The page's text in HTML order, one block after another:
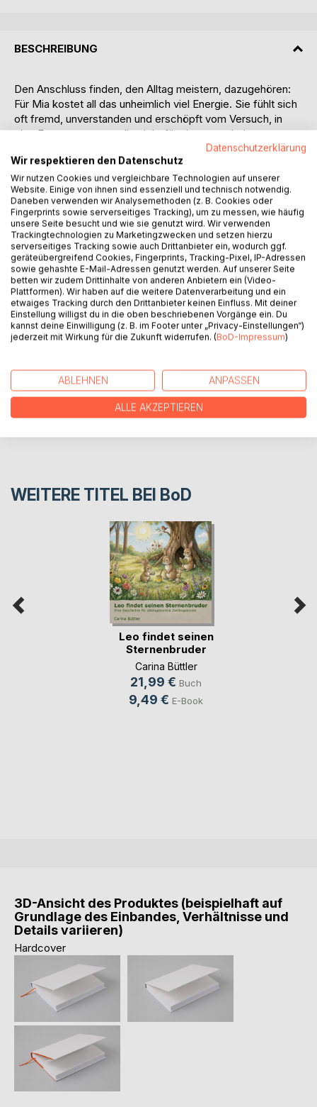
BESCHREIBUNG
Den Anschluss finden, den Alltag meistern, dazugehören:
Für Mia kostet all das unheimlich viel Energie. Sie fühlt sich
oft fremd, unverstanden und erschöpft vom Versuch, in
eine Form zu passen, die nicht für sie gemacht ist.
Auf einem Spaziergang findet sie einen besonderen Platz
an einem alten Baum. Dieser Ort und die Begegnungen, die
Mia dort erlebt, verändern alles. An diesem besonderen
Rückzugsort lernt Mia, ihre vermeintlichen Schwächen als
ihre grössten Stärken zu begreifen.
Eine berührende Erzählung für Kinder und Jugendliche, die
sich in einer Welt voller Anpassungen und Druck manchmal
verloren fühlen. Ein Buch, das unter anderem
neurodivergenten Themen eine Stimme gibt und zeigt: Du
bist genau richtig, wie du bist.
AUTOR/IN
REZENSIONEN
WEITERE TITEL BEI BoD
Leo findet seinen
Sternenbruder
Carina Büttler
21,99 € Buch
9,49 € E-Book
3D-Ansicht des Produktes (beispielhaft auf
Grundlage des Einbandes, Verhältnisse und
Details variieren)
Hardcover
Datenschutzerklärung
Wir respektieren den Datenschutz
Wir nutzen Cookies und vergleichbare Technologien auf unserer
Website. Einige von ihnen sind essenziell und technisch notwendig.
Daneben verwenden wir Analysemethoden (z. B. Cookies oder
Fingerprints sowie serverseitiges Tracking), um zu messen, wie häufig
unsere Seite besucht und wie sie genutzt wird. Wir verwenden
Trackingtechnologien zu Marketingzwecken und setzen hierzu
serverseitiges Tracking sowie auch Drittanbieter ein, wodurch ggf.
geräteübergreifend Cookies, Fingerprints, Tracking-Pixel, IP-Adressen
sowie gehashte E-Mail-Adressen genutzt werden. Auf unserer Seite
betten wir zudem Drittinhalte von anderen Anbietern ein (Video-
Plattformen). Wir haben auf die weitere Datenverarbeitung und ein
etwaiges Tracking durch den Drittanbieter keinen Einfluss. Mit deiner
Einstellung willigst du in die oben beschriebenen Vorgänge ein. Du
kannst deine Einwilligung (z. B. im Footer unter „Privacy-Einstellungen“)
jederzeit mit Wirkung für die Zukunft widerrufen. (BoD-Impressum)
ABLEHNEN ANPASSEN
ALLE AKZEPTIEREN